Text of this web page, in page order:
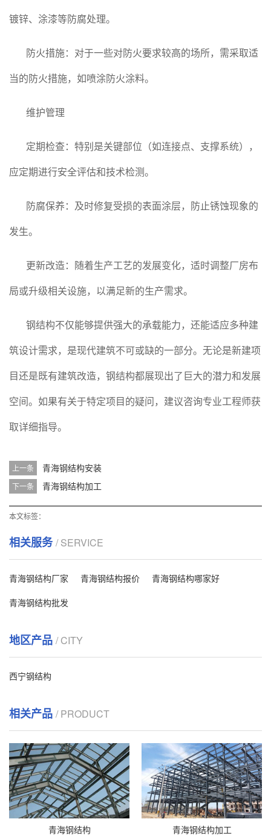
镀锌、涂漆等防腐处理。
防火措施：对于一些对防火要求较高的场所，需采取适
当的防火措施，如喷涂防火涂料。
维护管理
定期检查：特别是关键部位（如连接点、支撑系统），
应定期进行安全评估和技术检测。
防腐保养：及时修复受损的表面涂层，防止锈蚀现象的
发生。
更新改造：随着生产工艺的发展变化，适时调整厂房布
局或升级相关设施，以满足新的生产需求。
钢结构不仅能够提供强大的承载能力，还能适应多种建
筑设计需求，是现代建筑不可或缺的一部分。无论是新建项
目还是既有建筑改造，钢结构都展现出了巨大的潜力和发展
空间。如果有关于特定项目的疑问，建议咨询专业工程师获
取详细指导。
上一条 青海钢结构安装
下一条 青海钢结构加工
本文标签：
相关服务/ SERVICE
青海钢结构厂家 青海钢结构报价
青海钢结构哪家好
青海钢结构批发
地区产品 / CITY
西宁钢结构
相关产品 / PRODUCT
青海钢结构 青海钢结构加工